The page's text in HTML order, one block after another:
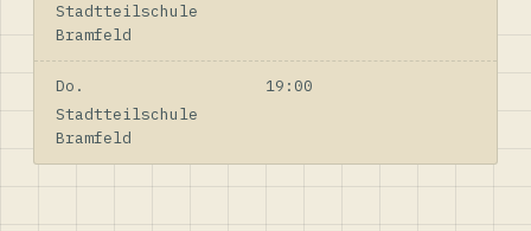
Stadtteilschule
Bramfeld
Do.
19:00
Stadtteilschule
Bramfeld